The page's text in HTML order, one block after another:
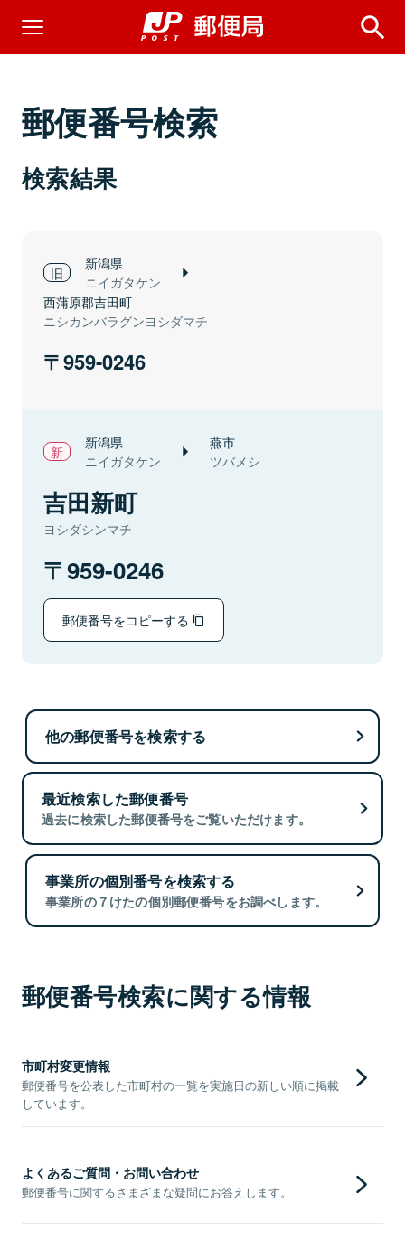
郵便番号検索
検索結果
新潟県
ニイガタケン
西蒲原郡吉田町
ニシカンバラグンヨシダマチ
959-0246
新潟県
ニイガタケン
燕市
ツバメシ
吉田新町
ヨシダシンマチ
959-0246
郵便番号をコピーする
他の郵便番号を検索する
最近検索した郵便番号
過去に検索した郵便番号をご覧いただけます。
事業所の個別番号を検索する
事業所の７けたの個別郵便番号をお調べします。
郵便番号検索に関する情報
市町村変更情報
郵便番号を公表した市町村の一覧を実施日の新しい順に掲載
しています。
よくあるご質問・お問い合わせ
郵便番号に関するさまざまな疑問にお答えします。